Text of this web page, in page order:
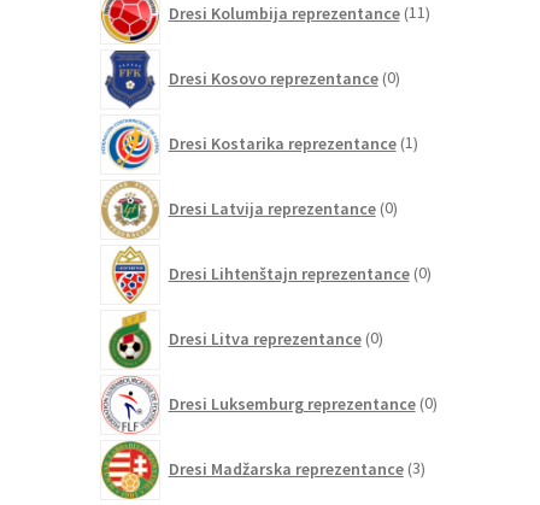
Dresi Kolumbija reprezentance 11izdelkov
Dresi Kosovo reprezentance 0izdelkov
Dresi Kostarika reprezentance 1izdelek
Dresi Latvija reprezentance 0izdelkov
Dresi Lihtenštajn reprezentance 0izdelkov
Dresi Litva reprezentance 0izdelkov
Dresi Luksemburg reprezentance 0izdelkov
Dresi Madžarska reprezentance 3izdelki